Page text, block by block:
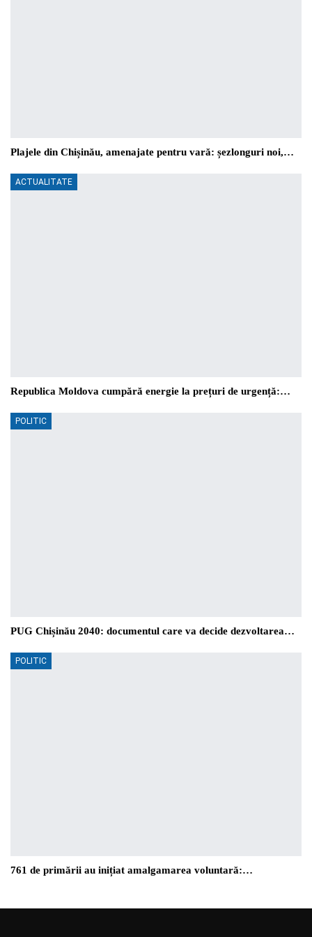
Plajele din Chișinău, amenajate pentru vară: șezlonguri noi,…
ACTUALITATE
Republica Moldova cumpără energie la prețuri de urgență:…
POLITIC
PUG Chișinău 2040: documentul care va decide dezvoltarea…
POLITIC
761 de primării au inițiat amalgamarea voluntară:…